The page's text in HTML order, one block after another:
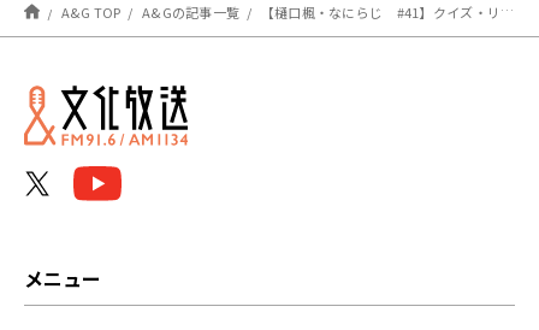
A&G TOP A&Gの記事一覧 【樋口楓・なにらじ #41】クイズ・リスタート
メニュー